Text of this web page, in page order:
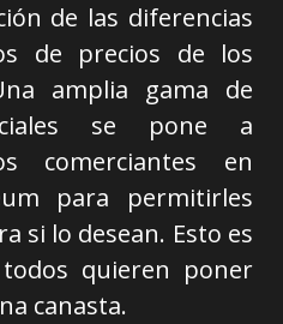
de las diferencias
de precios de los
amplia gama de
se pone a
comerciantes en
para permitirles
si lo desean. Esto es
quieren poner
canasta.